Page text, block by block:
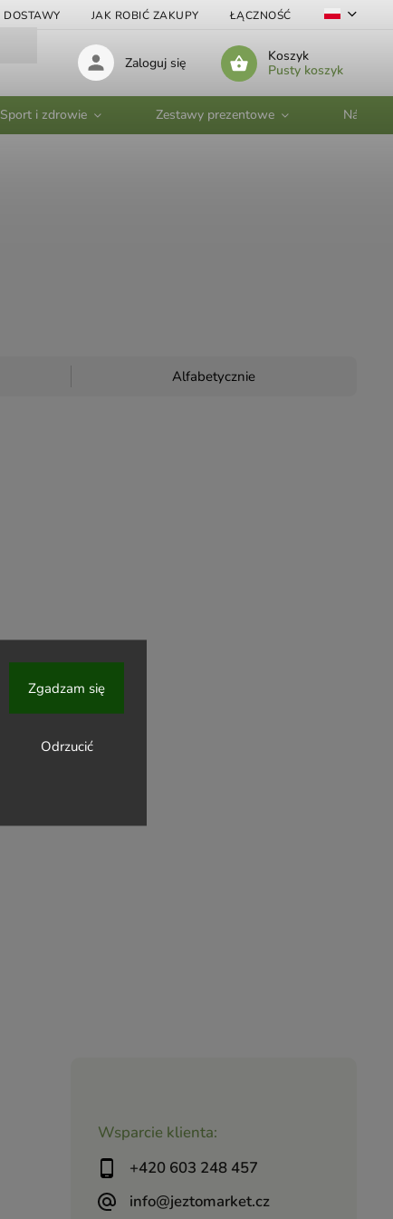
Odrzucić
Zgadzam się
DOSTAWY JAK ROBIĆ ZAKUPY ŁĄCZNOŚĆ
Koszyk
Pusty koszyk
Zaloguj się
Sport i zdrowie Zestawy prezentowe Nádobí
Alfabetycznie
Wsparcie klienta:
+420 603 248 457
info@jeztomarket.cz